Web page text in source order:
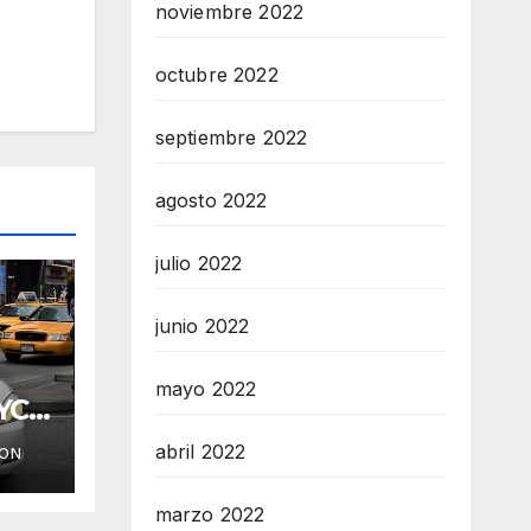
noviembre 2022
octubre 2022
septiembre 2022
agosto 2022
julio 2022
junio 2022
mayo 2022
abril 2022
marzo 2022